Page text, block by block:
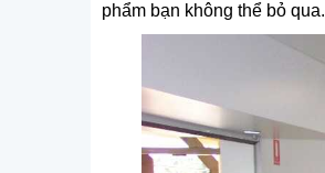
phẩm bạn không thể bỏ qua.